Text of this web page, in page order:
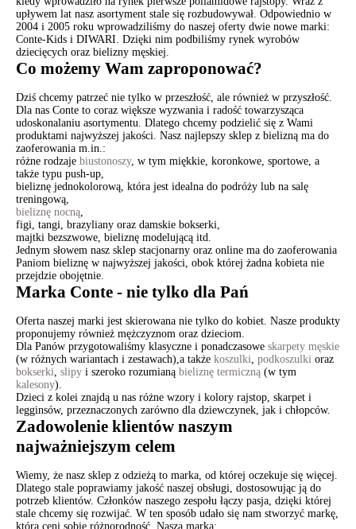
upływem lat nasz asortyment stale się rozbudowywał. Odpowiednio w
2004 i 2005 roku wprowadziliśmy do naszej oferty dwie nowe marki:
Conte-Kids i DIWARI. Dzięki nim podbiliśmy rynek wyrobów
dziecięcych oraz bielizny męskiej.
Co możemy Wam zaproponować?
Dziś chcemy patrzeć nie tylko w przeszłość, ale również w przyszłość.
Dla nas Conte to coraz większe wyzwania i radość towarzysząca
udoskonalaniu asortymentu. Dlatego chcemy podzielić się z Wami
produktami najwyższej jakości. Nasz najlepszy sklep z bielizną ma do
zaoferowania m.in.:
różne rodzaje biustonoszy, w tym miękkie, koronkowe, sportowe, a
także typu push-up,
bieliznę jednokolorową, która jest idealna do podróży lub na salę
treningową,
bieliznę nocną
figi, tangi, brazyliany oraz damskie bokserki,
majtki bezszwowe, bieliznę modelującą itd.
Jednym słowem nasz sklep stacjonarny oraz online ma do zaoferowania
Paniom bieliznę w najwyższej jakości, obok której żadna kobieta nie
przejdzie obojętnie.
Marka Conte - nie tylko dla Pań
Oferta naszej marki jest skierowana nie tylko do kobiet. Nasze produkty
proponujemy również mężczyznom oraz dzieciom.
Dla Panów przygotowaliśmy klasyczne i ponadczasowe skarpety męskie
(w różnych wariantach i zestawach),a także koszulki podkoszulki oraz
bokserki slipy i szeroko rozumianą bieliznę termiczną (w tym
kalesony).
Dzieci z kolei znajdą u nas różne wzory i kolory rajstop, skarpet i
legginsów, przeznaczonych zarówno dla dziewczynek, jak i chłopców.
Zadowolenie klientów naszym
najważniejszym celem
Wiemy, że nasz sklep z odzieżą to marka, od której oczekuje się więcej.
Dlatego stale poprawiamy jakość naszej obsługi, dostosowując ją do
potrzeb klientów. Członków naszego zespołu łączy pasja, dzięki której
stale chcemy się rozwijać. W ten sposób udało się nam stworzyć markę,
która ceni sobie różnorodność. Nasza marka: